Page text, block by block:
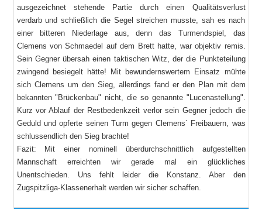
ausgezeichnet stehende Partie durch einen Qualitätsverlust
verdarb und schließlich die Segel streichen musste, sah es nach
einer bitteren Niederlage aus, denn das Turmendspiel, das
Clemens von Schmaedel auf dem Brett hatte, war objektiv remis.
Sein Gegner übersah einen taktischen Witz, der die Punkteteilung
zwingend besiegelt hätte! Mit bewundernswertem Einsatz mühte
sich Clemens um den Sieg, allerdings fand er den Plan mit dem
bekannten "Brückenbau" nicht, die so genannte "Lucenastellung".
Kurz vor Ablauf der Restbedenkzeit verlor sein Gegner jedoch die
Geduld und opferte seinen Turm gegen Clemens´ Freibauern, was
schlussendlich den Sieg brachte!
Fazit: Mit einer nominell überdurchschnittlich aufgestellten
Mannschaft erreichten wir gerade mal ein glückliches
Unentschieden. Uns fehlt leider die Konstanz. Aber den
Zugspitzliga-Klassenerhalt werden wir sicher schaffen.